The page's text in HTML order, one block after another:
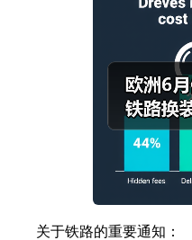
关于铁路的重要通知：